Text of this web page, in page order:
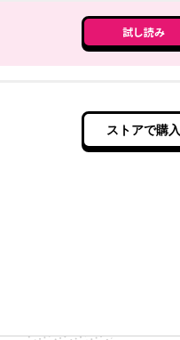
試し読み
ストアで購入